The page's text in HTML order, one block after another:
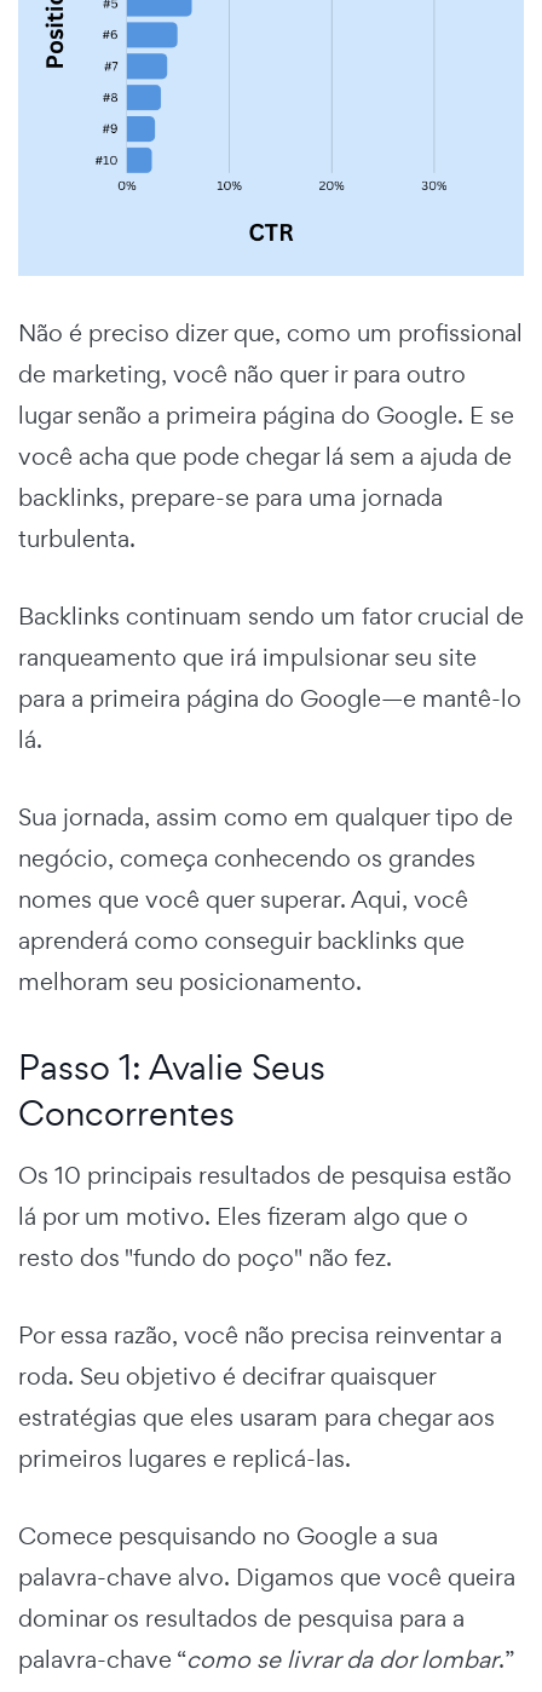
Não é preciso dizer que, como um profissional
de marketing, você não quer ir para outro
lugar senão a primeira página do Google. E se
você acha que pode chegar lá sem a ajuda de
backlinks, prepare-se para uma jornada
turbulenta.
Backlinks continuam sendo um fator crucial de
ranqueamento que irá impulsionar seu site
para a primeira página do Google—e mantê-lo
lá.
Sua jornada, assim como em qualquer tipo de
negócio, começa conhecendo os grandes
nomes que você quer superar. Aqui, você
aprenderá como conseguir backlinks que
melhoram seu posicionamento.
Passo 1: Avalie Seus
Concorrentes
Os 10 principais resultados de pesquisa estão
lá por um motivo. Eles fizeram algo que o
resto dos "fundo do poço" não fez.
Por essa razão, você não precisa reinventar a
roda. Seu objetivo é decifrar quaisquer
estratégias que eles usaram para chegar aos
primeiros lugares e replicá-las.
Comece pesquisando no Google a sua
palavra-chave alvo. Digamos que você queira
dominar os resultados de pesquisa para a
palavra-chave “como se livrar da dor lombar.”